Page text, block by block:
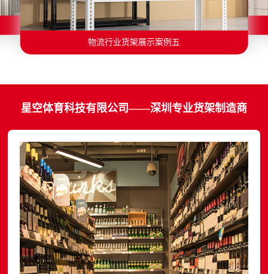
物流行业货架展示案例一
物流行业货架展示案例六
物流行业货架展示案例五
物流行业货架展示案例四
物流行业货架展示案例三
星空体育科技有限公司——深圳专业货架制造商